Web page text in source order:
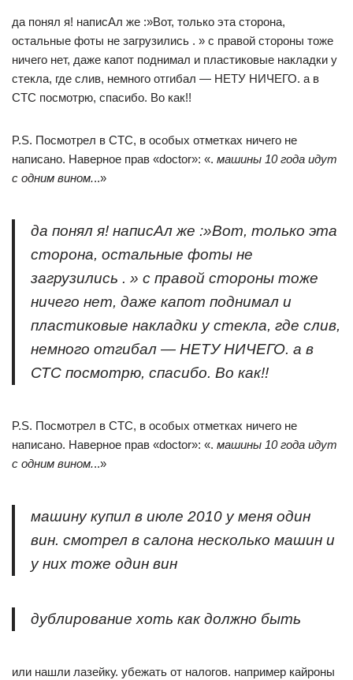
да понял я! написАл же :»Вот, только эта сторона,
остальные фоты не загрузились . » с правой стороны тоже
ничего нет, даже капот поднимал и пластиковые накладки у
стекла, где слив, немного отгибал — НЕТУ НИЧЕГО. а в
СТС посмотрю, спасибо. Во как!!
P.S. Посмотрел в СТС, в особых отметках ничего не
написано. Наверное прав «doctor»: «. машины 10 года идут
с одним вином...»
да понял я! написАл же :»Вот, только эта
сторона, остальные фоты не
загрузились . » с правой стороны тоже
ничего нет, даже капот поднимал и
пластиковые накладки у стекла, где слив,
немного отгибал — НЕТУ НИЧЕГО. а в
СТС посмотрю, спасибо. Во как!!
P.S. Посмотрел в СТС, в особых отметках ничего не
написано. Наверное прав «doctor»: «. машины 10 года идут
с одним вином...»
машину купил в июле 2010 у меня один
вин. смотрел в салона несколько машин и
у них тоже один вин
дублирование хоть как должно быть
или нашли лазейку. убежать от налогов. например кайроны